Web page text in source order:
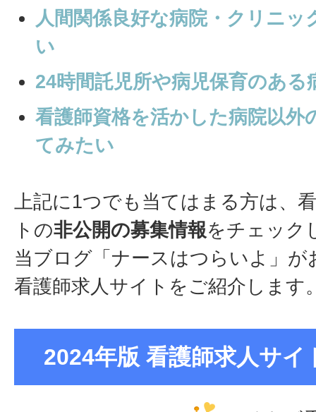
人間関係良好な病院・クリニッ
い
24時間託児所や病児保育のある
看護師資格を活かした病院以外
てみたい
上記に1つでも当てはまる方は、
トの非公開の募集情報をチェック
当ブログ「ナースはつらいよ」が
看護師求人サイトをご紹介します
2024年版 看護師求人サイ